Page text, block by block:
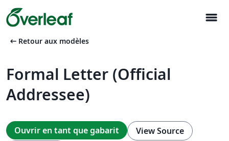
menu
arrow_left_alt Retour aux modèles
Formal Letter (Official
Addressee)
Ouvrir en tant que gabarit
View Source